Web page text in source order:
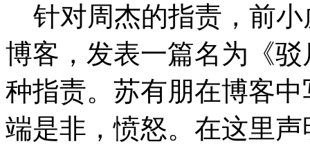
针对周杰的指责，前小
博客，发表一篇名为《
种指责。苏有朋在博客
端是非，愤怒。在这里